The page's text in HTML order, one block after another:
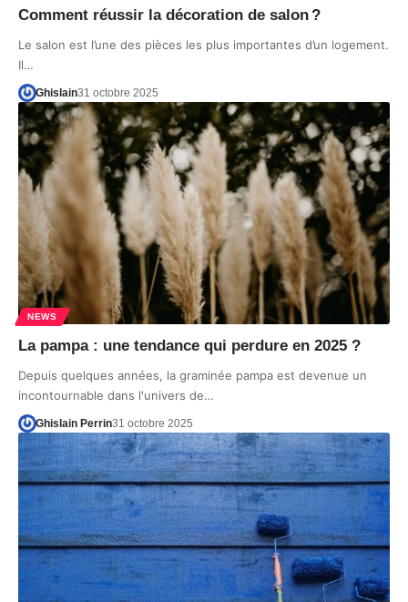
Comment réussir la décoration de salon ?
Le salon est l’une des pièces les plus importantes d’un logement.
Il…
Ghislain31 octobre 2025
NEWS
La pampa : une tendance qui perdure en 2025 ?
Depuis quelques années, la graminée pampa est devenue un
incontournable dans l'univers de…
Ghislain Perrin31 octobre 2025